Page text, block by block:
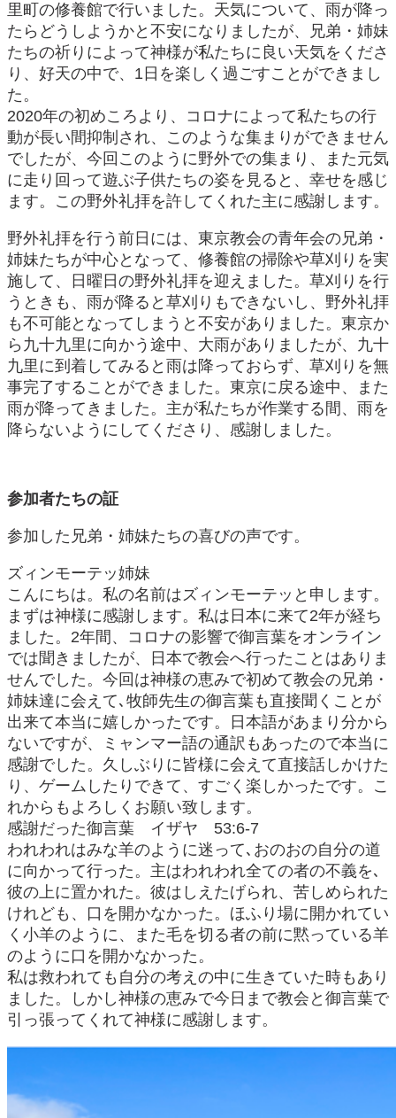
里町の修養館で行いました。天気について、雨が降っ
たらどうしようかと不安になりましたが、兄弟・姉妹
たちの祈りによって神様が私たちに良い天気をくださ
り、好天の中で、1日を楽しく過ごすことができまし
た。
2020年の初めころより、コロナによって私たちの行
動が長い間抑制され、このような集まりができません
でしたが、今回このように野外での集まり、また元気
に走り回って遊ぶ子供たちの姿を見ると、幸せを感じ
ます。この野外礼拝を許してくれた主に感謝します。
野外礼拝を行う前日には、東京教会の青年会の兄弟・
姉妹たちが中心となって、修養館の掃除や草刈りを実
施して、日曜日の野外礼拝を迎えました。草刈りを行
うときも、雨が降ると草刈りもできないし、野外礼拝
も不可能となってしまうと不安がありました。東京か
ら九十九里に向かう途中、大雨がありましたが、九十
九里に到着してみると雨は降っておらず、草刈りを無
事完了することができました。東京に戻る途中、また
雨が降ってきました。主が私たちが作業する間、雨を
降らないようにしてくださり、感謝しました。
参加者たちの証
参加した兄弟・姉妹たちの喜びの声です。
ズィンモーテッ姉妹
こんにちは。私の名前はズィンモーテッと申します。
まずは神様に感謝します。私は日本に来て2年が経ち
ました。2年間、コロナの影響で御言葉をオンライン
では聞きましたが、日本で教会へ行ったことはありま
せんでした。今回は神様の恵みで初めて教会の兄弟・
姉妹達に会えて､牧師先生の御言葉も直接聞くことが
出来て本当に嬉しかったです。日本語があまり分から
ないですが、ミャンマー語の通訳もあったので本当に
感謝でした。久しぶりに皆様に会えて直接話しかけた
り、ゲームしたりできて、すごく楽しかったです。こ
れからもよろしくお願い致します。
感謝だった御言葉 イザヤ 53:6-7
われわれはみな羊のように迷って､おのおの自分の道
に向かって行った。主はわれわれ全ての者の不義を､
彼の上に置かれた。彼はしえたげられ、苦しめられた
けれども、口を開かなかった。ほふり場に開かれてい
く小羊のように、また毛を切る者の前に黙っている羊
のように口を開かなかった。
私は救われても自分の考えの中に生きていた時もあり
ました。しかし神様の恵みで今日まで教会と御言葉で
引っ張ってくれて神様に感謝します。